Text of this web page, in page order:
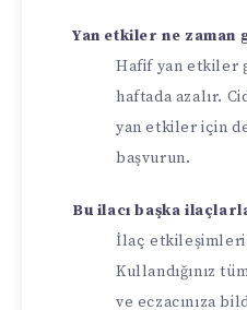
Yan etkiler ne zaman
Hafif yan etkiler
haftada azalır.
yan etkiler için
başvurun.
Bu ilacı başka
İlaç
Kullandığınız
ve eczacınıza